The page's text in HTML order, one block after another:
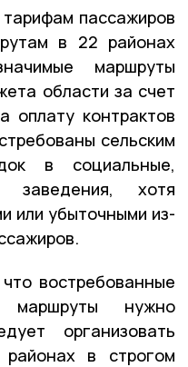
пассажиров
в 22 районах
маршруты
области за счет
оплату контрактов
сельским
в социальные,
заведения, хотя
или убыточными из-
востребованные
маршруты нужно
организовать
районах в строгом